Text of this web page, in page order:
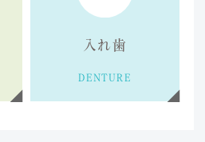
入れ歯
DENTURE